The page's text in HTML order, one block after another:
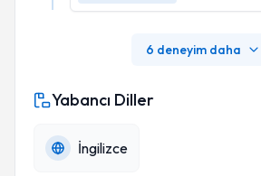
6 deneyim daha
Yabancı Diller
İngilizce